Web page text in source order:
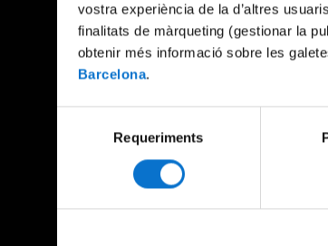
vostra experiència de la d’altres
finalitats de màrqueting (gestionar la
obtenir més informació sobre les
Barcelona.
Requeriments